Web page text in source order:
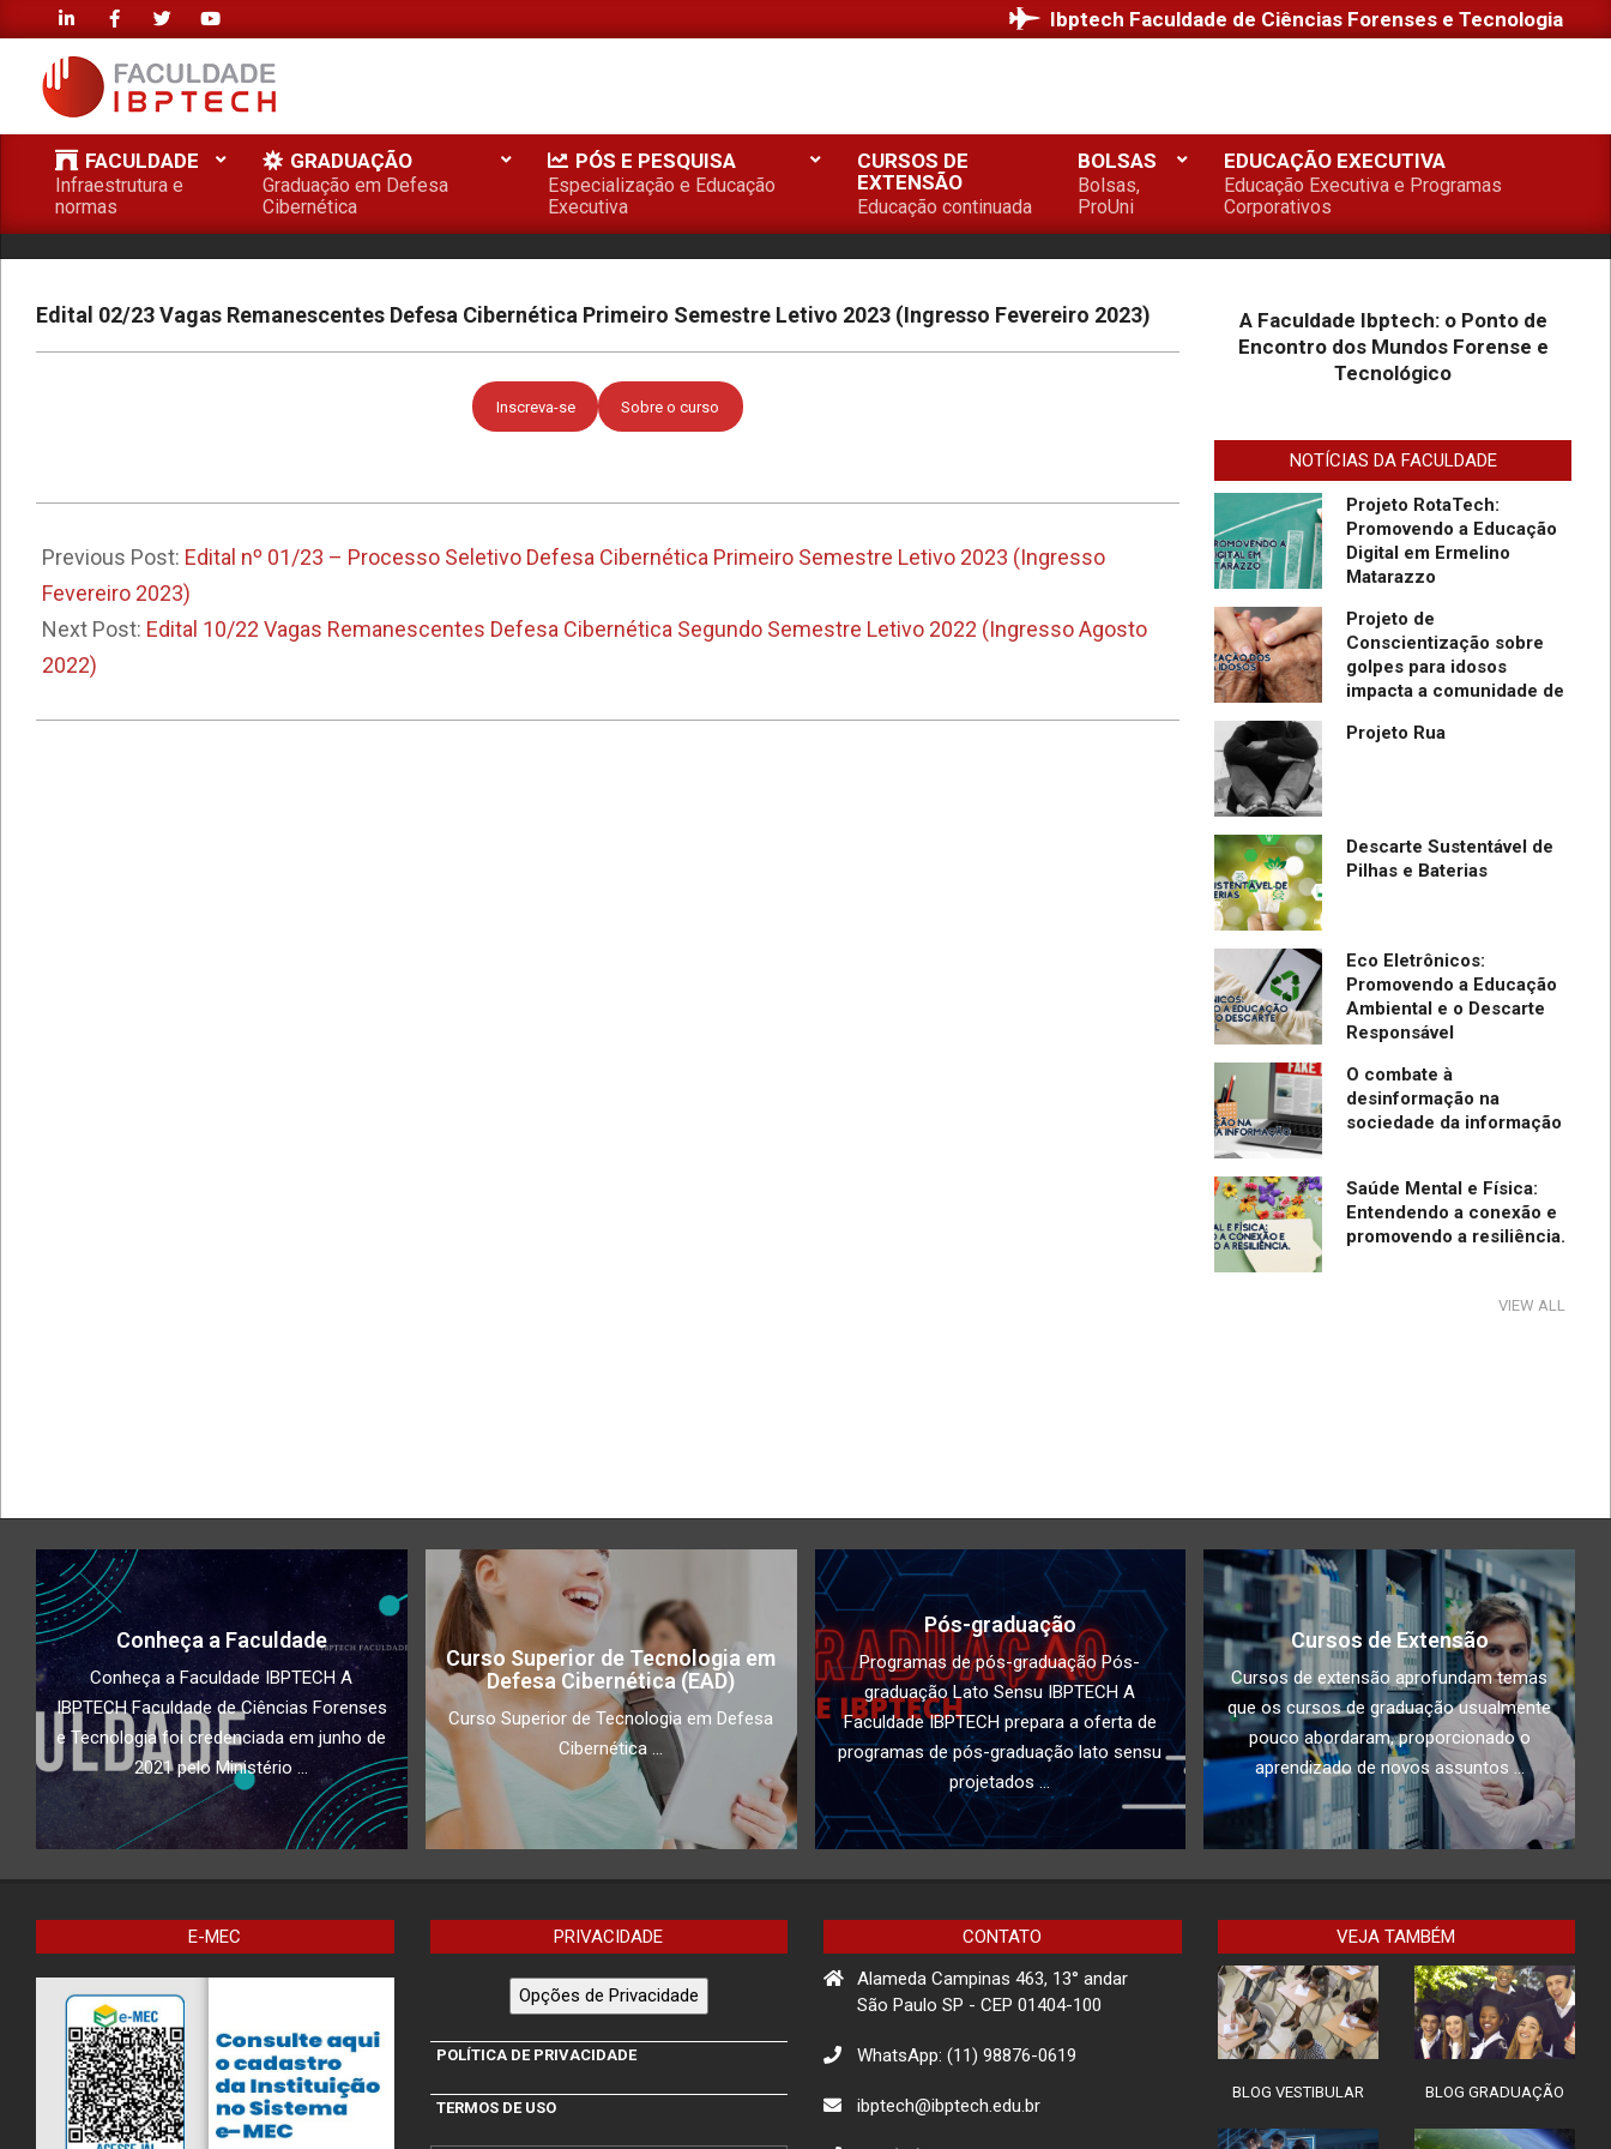
content
Ibptech Faculdade de Ciências Forenses e Tecnologia
FACULDADE
IBPTECH
Primary
Navigation
FACULDADE
Infraestrutura e
normas
GRADUAÇÃO
Graduação em Defesa
Cibernética
PÓS E PESQUISA
Especialização e Educação
Executiva
CURSOS DE
EXTENSÃO
Educação continuada
BOLSAS
Bolsas,
ProUni
EDUCAÇÃO EXECUTIVA
Educação Executiva e Programas
Corporativos
Edital 02/23 Vagas Remanescentes Defesa Cibernética Primeiro Semestre Letivo 2023 (Ingresso Fevereiro 2023)
Inscreva-se Sobre o curso
10-
21
Previous Post: Edital nº 01/23 – Processo Seletivo Defesa Cibernética Primeiro Semestre Letivo 2023 (Ingresso
Fevereiro 2023)
Next Post: Edital 10/22 Vagas Remanescentes Defesa Cibernética Segundo Semestre Letivo 2022 (Ingresso Agosto
2022)
A importância da formação
profissional
Docente da Faculdade IBPTECH é
A Faculdade Ibptech: o Ponto de
Encontro dos Mundos Forense e
Tecnológico
NOTÍCIAS DA FACULDADE
A Faculdade Ibptech: o
Ponto de Encontro dos
Tecnológico
mensalidades na
Graduação EAD em
Defesa Cibernética para
Turma Agosto/23
Faculdade IBPTECH
Cibernéticos” Para
Promover Segurança na
Internet
Projeto RotaTech:
Promovendo a Educação
Digital em Ermelino
Matarazzo
Projeto de
Conscientização sobre
golpes para idosos
impacta a comunidade de
Projeto Rua
Descarte Sustentável de
Pilhas e Baterias
Eco Eletrônicos:
Promovendo a Educação
Ambiental e o Descarte
Responsável
O combate à
desinformação na
sociedade da informação
Saúde Mental e Física:
Entendendo a conexão e
promovendo a resiliência.
Tecnologia e Direito na
tecnologia na cultura e na
sociedade no período de
pandemia e pós-pandemia
Docente da Faculdade
IBPTECH é convidado
especial em Evento sobre
Tecnologia em SC
Ilha de Marajó
Children Security
Impacto do Acesso
Desigual à Tecnologia na
VIEW ALL
Conheça a Faculdade
Conheça a Faculdade IBPTECH A
IBPTECH Faculdade de Ciências Forenses
e Tecnologia foi credenciada em junho de
2021 pelo Ministério ...
Curso Superior de Tecnologia em
Defesa Cibernética (EAD)
Curso Superior de Tecnologia em Defesa
Cibernética ...
Pós-graduação
Programas de pós-graduação Pós-
graduação Lato Sensu IBPTECH A
Faculdade IBPTECH prepara a oferta de
programas de pós-graduação lato sensu
projetados ...
Cursos de Extensão
Cursos de extensão aprofundam temas
que os cursos de graduação usualmente
pouco abordaram, proporcionado o
aprendizado de novos assuntos ...
E-MEC PRIVACIDADE
Opções de Privacidade
POLÍTICA DE PRIVACIDADE
TERMOS DE USO
CONTATO
Alameda Campinas 463, 13° andar
São Paulo SP - CEP 01404-100
WhatsApp: (11) 98876-0619
ibptech@ibptech.edu.br
VEJA TAMBÉM
BLOG VESTIBULAR BLOG GRADUAÇÃO